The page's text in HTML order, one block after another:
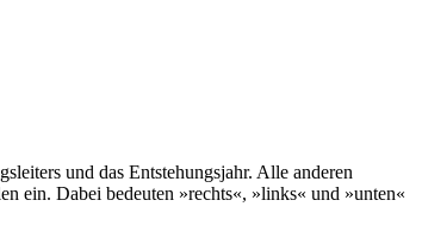
und das Entstehungsjahr. Alle anderen
ein. Dabei bedeuten »rechts«, »links« und »unten«